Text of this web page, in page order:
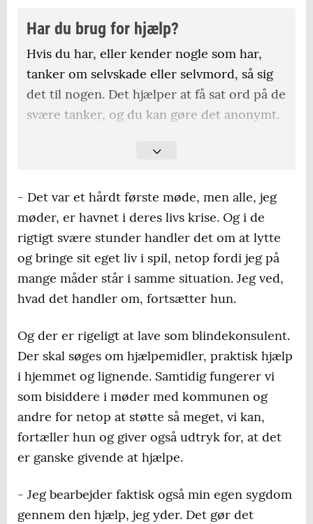
Har du brug for hjælp?
Hvis du har, eller kender nogle som har,
tanker om selvskade eller selvmord, så sig
det til nogen. Det hjælper at få sat ord på de
svære tanker, og du kan gøre det anonymt.
Du kan kontakte Livslinien på 70 201 201 alle
https://www.livslinien.dk/
Er du selvskadende eller pårørende, kan du
kontakte Landsforeningen for
spiseforstyrrelser og selvskade på telefon
70 10 18 18.
spiseforstyrrelser og selvskade
- Det var et hårdt første møde, men alle, jeg
møder, er havnet i deres livs krise. Og i de
rigtigt svære stunder handler det om at lytte
og bringe sit eget liv i spil, netop fordi jeg på
mange måder står i samme situation. Jeg ved,
hvad det handler om, fortsætter hun.
Og der er rigeligt at lave som blindekonsulent.
Der skal søges om hjælpemidler, praktisk hjælp
i hjemmet og lignende. Samtidig fungerer vi
som bisiddere i møder med kommunen og
andre for netop at støtte så meget, vi kan,
fortæller hun og giver også udtryk for, at det
er ganske givende at hjælpe.
- Jeg bearbejder faktisk også min egen sygdom
gennem den hjælp, jeg yder. Det gør det